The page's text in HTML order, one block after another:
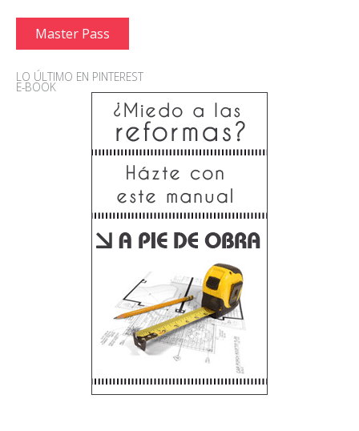
Master Pass
LO ÚLTIMO EN PINTEREST
E-BOOK